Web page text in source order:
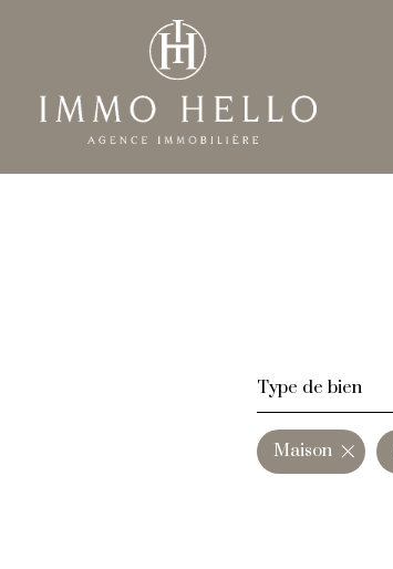
Type de bien
Maison